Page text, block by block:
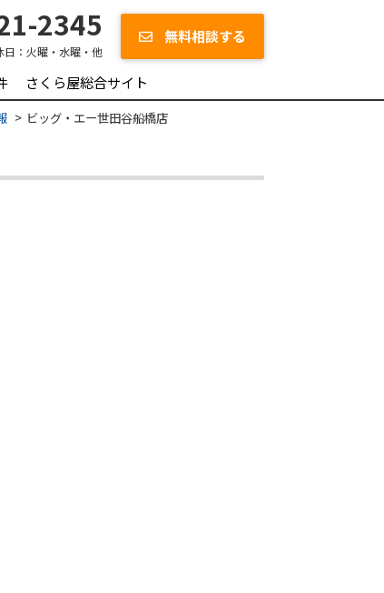
2345
日： 火曜・水曜・他
無料相談する
さくら屋総合サイト
ビッグ・エー世田谷船橋店